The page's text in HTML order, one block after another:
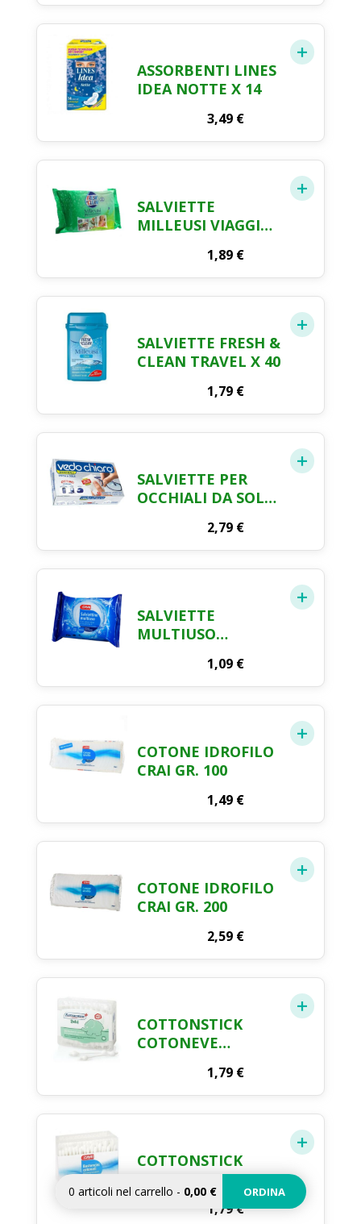
ASSORBENTI LINES
IDEA NOTTE X 14
3,49 €
SALVIETTE
MILLEUSI VIAGGIO
SWIPPIES X 20
1,89 €
SALVIETTE FRESH &
CLEAN TRAVEL X 40
1,79 €
SALVIETTE PER
OCCHIALI DA SOLE
2,79 €
SALVIETTE
MULTIUSO
POCKET CRAI X 20
1,09 €
COTONE IDROFILO
CRAI GR. 100
1,49 €
COTONE IDROFILO
CRAI GR. 200
2,59 €
COTTONSTICK
COTONEVE
1,79 €
COTTONSTICK
COTONATI CRAI X
200 PEZZI
1,79€
0 articoli nel carrello - 0,00 € ORDINA